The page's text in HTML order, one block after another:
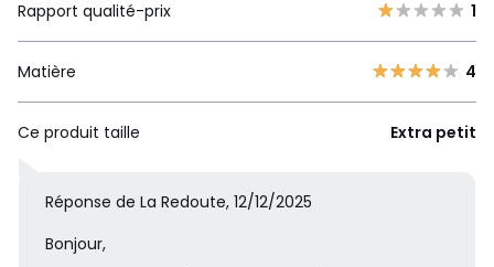
Rapport qualité-prix 1
Matière 4
Ce produit taille Extra petit
Réponse de La Redoute, 12/12/2025
Bonjour,